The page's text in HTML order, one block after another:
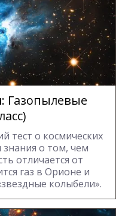
Газопылевые
тест о космических
знания о том, чем
отличается от
газ в Орионе и
колыбели».